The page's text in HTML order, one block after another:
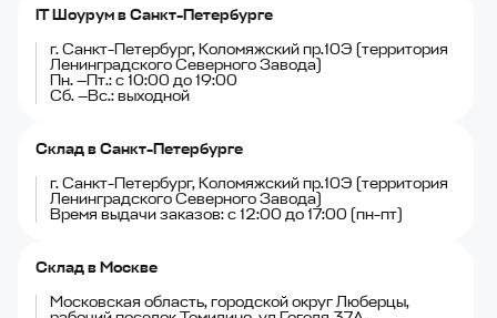
IT Шоурум в Санкт-Петербурге
г. Санкт-Петербург, Коломяжский пр.10Э (территория
Ленинградского Северного Завода)
Пн. —Пт.: с 10:00 до 19:00
Сб. —Вс.: выходной
Склад в Санкт-Петербурге
г. Санкт-Петербург, Коломяжский пр.10Э (территория
Ленинградского Северного Завода)
Время выдачи заказов: с 12:00 до 17:00 (пн-пт)
Склад в Москве
Московская область, городской округ Люберцы,